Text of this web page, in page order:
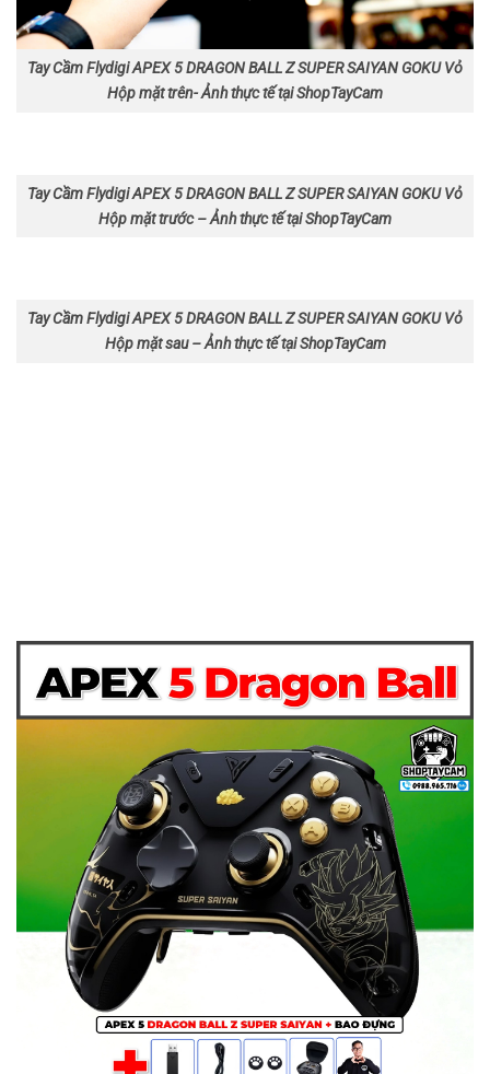
Tay Cầm Flydigi APEX 5 DRAGON BALL Z SUPER SAIYAN GOKU Vỏ
Hộp mặt trên- Ảnh thực tế tại ShopTayCam
Tay Cầm Flydigi APEX 5 DRAGON BALL Z SUPER SAIYAN GOKU Vỏ
Hộp mặt trước – Ảnh thực tế tại ShopTayCam
Tay Cầm Flydigi APEX 5 DRAGON BALL Z SUPER SAIYAN GOKU Vỏ
Hộp mặt sau – Ảnh thực tế tại ShopTayCam